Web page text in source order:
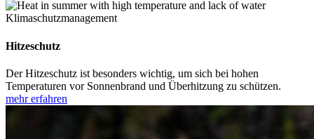
Klimaschutzmanagement
Hitzeschutz
Der Hitzeschutz ist besonders wichtig, um sich bei hohen
Temperaturen vor Sonnenbrand und Überhitzung zu schützen.
mehr erfahren